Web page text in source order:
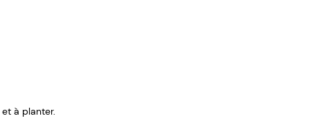
à planter.